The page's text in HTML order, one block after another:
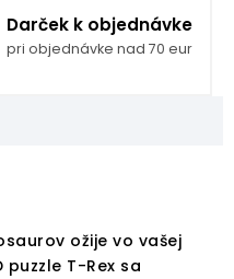
Darček k objednávke
pri objednávke nad 70 eur
ožije vo vašej
T-Rex sa